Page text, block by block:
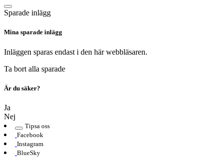
Sparade inlägg
Mina sparade inlägg
Inläggen sparas endast i den här webbläsaren.
Ta bort alla sparade
Är du säker?
Ja
Nej
Tipsa oss
Facebook
Instagram
BlueSky